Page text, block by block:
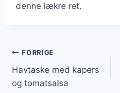
denne lækre ret.
FORRIGE
Havtaske med kapers
og tomatsalsa